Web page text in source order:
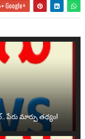
Google+
పేరు మార్పు తథ్యం!